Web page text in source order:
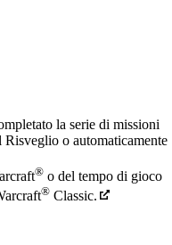
la serie di missioni
o automaticamente
® o del tempo di gioco
® Classic.